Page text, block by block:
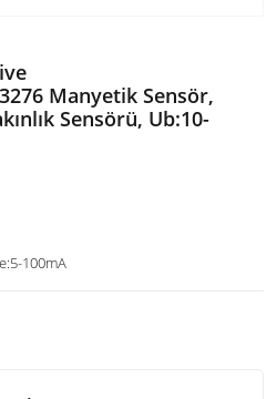
Manyetik Sensör,
Sensörü, Ub:10-
100mA